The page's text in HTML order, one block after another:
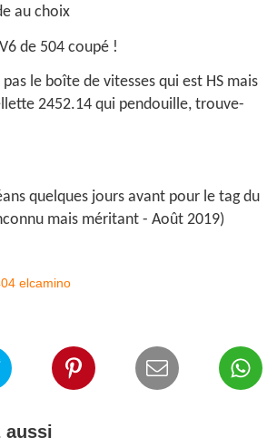
au choix
de 504 coupé !
pas le boîte de vitesses qui est HS mais
2452.14 qui pendouille, trouve-
quelques jours avant pour le tag du
mais méritant - Août 2019)
elcamino
aussi